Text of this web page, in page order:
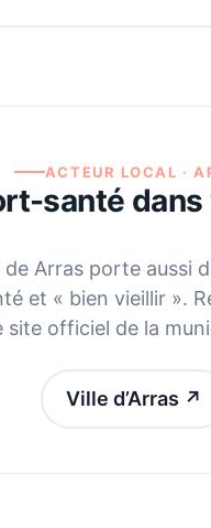
ACTEUR LOCAL ·
santé
de Arras porte aussi
et « bien vieillir ».
site officiel de la
Ville d’Arras ↗